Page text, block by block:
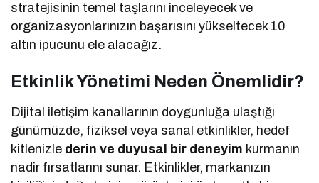
stratejisinin temel taşlarını inceleyecek ve
organizasyonlarınızın başarısını yükseltecek 10
altın ipucunu ele alacağız.
Etkinlik Yönetimi Neden Önemlidir?
Dijital iletişim kanallarının doygunluğa ulaştığı
günümüzde, fiziksel veya sanal etkinlikler, hedef
kitlenizle derin ve duyusal bir deneyim kurmanın
nadir fırsatlarını sunar. Etkinlikler, markanızın